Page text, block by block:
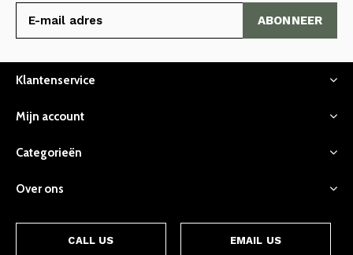
ABONNEER
Klantenservice
Mijn account
Categorieën
Over ons
CALL US EMAIL US